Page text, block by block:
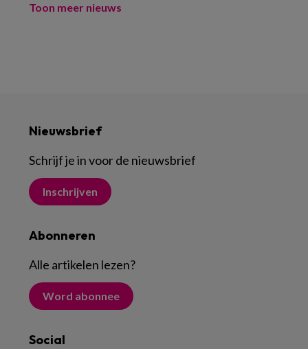
Toon meer nieuws
Nieuwsbrief
Schrijf je in voor de nieuwsbrief
Inschrijven
Abonneren
Alle artikelen lezen?
Word abonnee
Social